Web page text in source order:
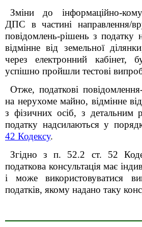
Зміни до інформаційно-
ДПС в частині направлення/
повідомлень-рішень з податку
відмінне від земельної
через електронний кабінет,
успішно пройшли тестові
Отже, податкові
на нерухоме майно, відмінне
з фізичних осіб, з детальним
податку надсилаються у
42 Кодексу.
Згідно з п. 52.2 ст. 52
податкова консультація має
і може використовуватися
податків, якому надано таку